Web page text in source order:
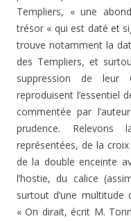
Templiers, « une
trésor « qui est daté et
trouve notamment la
des Templiers, et
suppression de leur
reproduisent l’essentiel
commentée par
prudence.
représentées, de la
de la double enceinte
l’hostie, du calice
surtout d’une mul­titude
« On dirait, écrit M.